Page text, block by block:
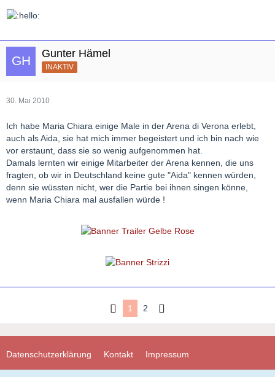
Gunter Hämel
INAKTIV
30. Mai 2010
Ich habe Maria Chiara einige Male in der Arena di Verona erlebt,
auch als Aida, sie hat mich immer begeistert und ich bin nach wie
vor erstaunt, dass sie so wenig aufgenommen hat.
Damals lernten wir einige Mitarbeiter der Arena kennen, die uns
fragten, ob wir in Deutschland keine gute "Aida" kennen würden,
denn sie wüssten nicht, wer die Partie bei ihnen singen könne,
wenn Maria Chiara mal ausfallen würde !
1 2
Datenschutzerklärung Kontakt Impressum